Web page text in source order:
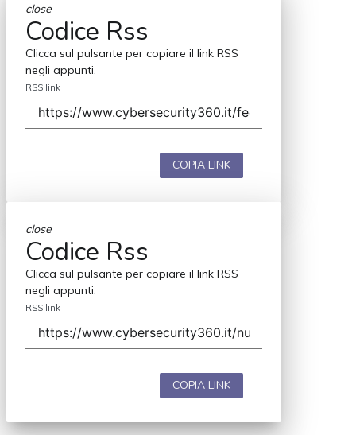
close
Codice Rss
Clicca sul pulsante per copiare il link RSS
negli appunti.
RSS link
COPIA LINK
close
Codice Rss
Clicca sul pulsante per copiare il link RSS
negli appunti.
RSS link
COPIA LINK